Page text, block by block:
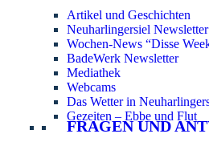
Artikel und Geschichten
Neuharlingersiel Newsletter
Wochen-News “Disse
BadeWerk Newsletter
Mediathek
Webcams
Das Wetter in
Gezeiten – Ebbe und Flut
FRAGEN UND